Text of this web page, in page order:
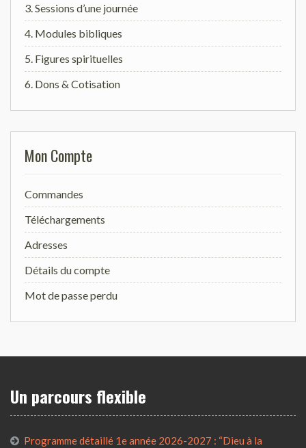
3. Sessions d’une journée
4. Modules bibliques
5. Figures spirituelles
6. Dons & Cotisation
Mon Compte
Commandes
Téléchargements
Adresses
Détails du compte
Mot de passe perdu
Un parcours flexible
Programme détaillé 1e année 2026-2027 : “Dieu à la